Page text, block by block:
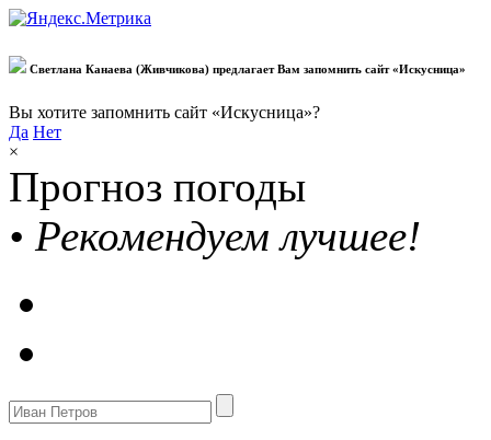
Светлана Канаева (Живчикова) предлагает Вам запомнить сайт «Искусница»
Вы хотите запомнить сайт «Искусница»?
Да Нет
×
Прогноз погоды
• Рекомендуем лучшее!